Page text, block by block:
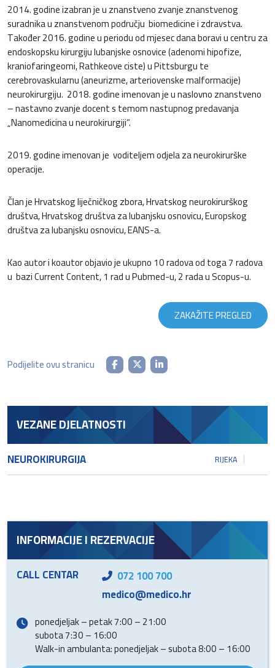
2014. godine izabran je u znanstveno zvanje znanstvenog
suradnika u znanstvenom području biomedicine i zdravstva.
Također 2016. godine u periodu od mjesec dana boravi u centru za
endoskopsku kirurgiju lubanjske osnovice (adenomi hipofize,
kraniofaringeomi, Rathkeove ciste) u Pittsburgu te
cerebrovaskularnu (aneurizme, arteriovenske malformacije)
neurokirurgiju. 2018. godine imenovan je u naslovno znanstveno
– nastavno zvanje docent s temom nastupnog predavanja
„Nanomedicina u neurokirurgiji“.
2019. godine imenovan je voditeljem odjela za neurokirurške
operacije.
Član je Hrvatskog liječničkog zbora, Hrvatskog neurokirurškog
društva, Hrvatskog društva za lubanjsku osnovicu, Europskog
društva za lubanjsku osnovicu, EANS-a.
Kao autor i koautor objavio je ukupno 10 radova od toga 7 radova
u bazi Current Content, 1 rad u Pubmed-u, 2 rada u Scopus-u.
ZAKAŽITE PREGLED
Podijelite ovu stranicu
VEZANE DJELATNOSTI
NEUROKIRURGIJA RIJEKA
INFORMACIJE I REZERVACIJE
CALL CENTAR
072 100 700
medico@medico.hr
ponedjeljak – petak 7:00 – 21:00
subota 7:30 – 16:00
Walk-in ambulanta: ponedjeljak – subota 8:00 – 16:00